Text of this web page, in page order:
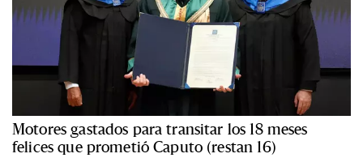
Motores gastados para transitar los 18 meses
felices que prometió Caputo (restan 16)